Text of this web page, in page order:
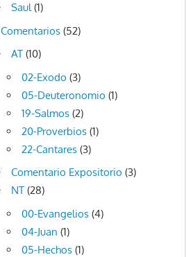
Saul(1)
Comentarios (52)
AT (10)
02-Exodo (3)
05-Deuteronomio (1)
19-Salmos (2)
20-Proverbios (1)
22-Cantares (3)
Comentario Expositorio (3)
NT (28)
00-Evangelios (4)
04-Juan (1)
05-Hechos (1)